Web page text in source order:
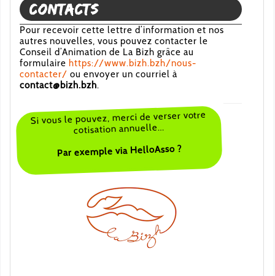
Contacts
Pour recevoir cette lettre d’information et nos
autres nouvelles, vous pouvez contacter le
Conseil d’Animation de La Bizh grâce au
formulaire https://www.bizh.bzh/nous-
contacter/ ou envoyer un courriel à
contact@bizh.bzh.
Si vous le pouvez, merci de verser votre
cotisation annuelle…
Par exemple via HelloAsso ?